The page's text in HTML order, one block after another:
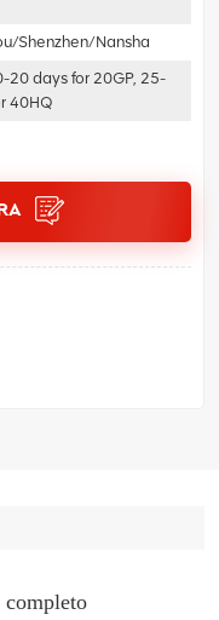
Shenzhen/Nansha
20 days for 20GP, 25-
40HQ
completo